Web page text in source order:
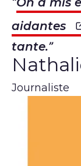
aidantes
tante.
Journaliste